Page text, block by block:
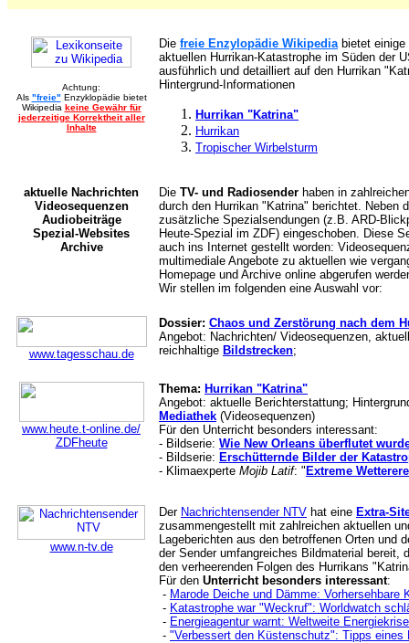
Achtung:
Als "freie" Enzyklopädie bietet
Wikipedia keine Gewähr für
jederzeitige Korrektheit aller
Inhalte
Die freie Enzylopädie Wikipediabietet einige
aktuellen Hurrikan-Katastrophe im Süden der
ausführlich und detailliert auf den Hurrikan
Hintergrund-Informationen
Hurrikan "Katrina"
Hurrikan
Tropischer Wirbelsturm
aktuelle Nachrichten
Videosequenzen
Audiobeiträge
Spezial-Websites
Archive
Die TV- und Radiosender haben in
durch den Hurrikan "Katrina" berichtet. Neben
zusätzliche Spezialsendungen (z.B. ARD-
Heute-Spezial im ZDF) eingeschoben. Diese
auch ins Internet gestellt worden:
multimediale Angebote zu aktuellen wie
Homepage und Archive online abgerufen
Wir stellen im folgenden eine Auswahl vor:
www.tagesschau.de
Dossier: Chaos und Zerstörung nach dem
Angebot: Nachrichten/ Videosequenzen,
reichhaltige Bildstrecken;
www.heute.t-online.de/
ZDFheute
Thema: Hurrikan "Katrina"
Angebot: aktuelle Berichterstattung;
Mediathek (Videosequenzen)
Für den Unterricht besonders interessant:
- Bildserie: Wie New Orleans überflutet
- Bildserie: Erschütternde Bilder der
- Klimaexperte Mojib Latif: " Extreme
www.n-tv.de
Der Nachrichtensender NTV hat eine Extra-
zusammengestellt mit zahlreichen aktuellen
Lageberichten aus den betroffenen Orten und
der Sender umfangreiches Bildmaterial bereit,
den verheerenden Folgen des Hurrikans
Für den Unterricht besonders interessant:
- Marode Deiche und Dämme: Vorhersehbare
- Katastrophe war "Weckruf": Worldwatch
- Energieagentur warnt: Weltweite
- "Verbessert den Küstenschutz": Tipps eines